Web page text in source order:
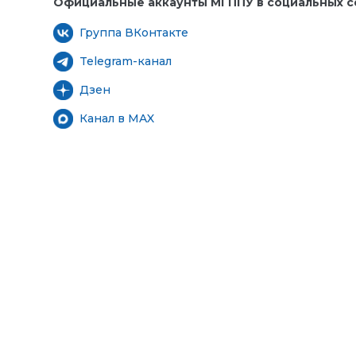
Группа ВКонтакте
Telegram-канал
Дзен
Канал в MAX